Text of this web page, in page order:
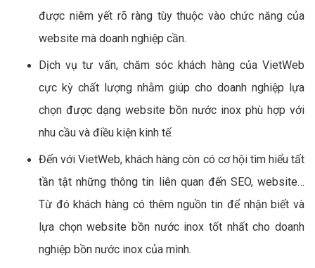
được niêm yết rõ ràng tùy thuộc vào chức năng của
website mà doanh nghiệp cần.
Dịch vụ tư vấn, chăm sóc khách hàng của VietWeb
cực kỳ chất lượng nhằm giúp cho doanh nghiệp lựa
chọn được dạng website bồn nước inox phù hợp với
nhu cầu và điều kiện kinh tế.
Đến với VietWeb, khách hàng còn có cơ hội tìm hiểu tất
tần tật những thông tin liên quan đến SEO, website…
Từ đó khách hàng có thêm nguồn tin để nhận biết và
lựa chọn website bồn nước inox tốt nhất cho doanh
nghiệp bồn nước inox của mình.